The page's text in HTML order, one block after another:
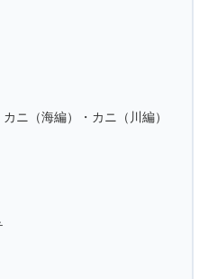
ニ（海編）・カニ（川編）